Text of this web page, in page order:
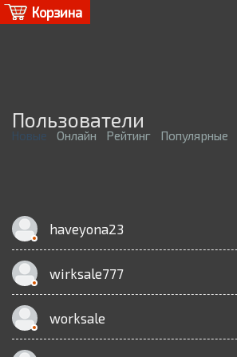
Корзина
Пользователи
Новые Онлайн Рейтинг Популярные
haveyona23
wirksale777
worksale